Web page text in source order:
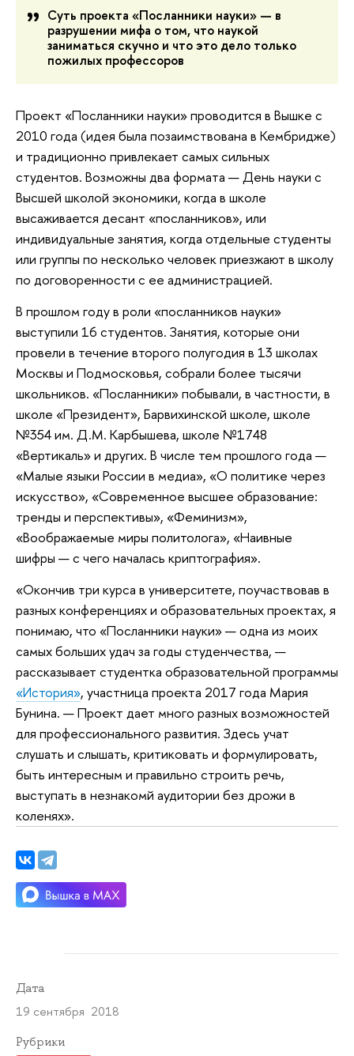
Суть проекта «Посланники науки» — в
разрушении мифа о том, что наукой
заниматься скучно и что это дело только
пожилых профессоров
Проект «Посланники науки» проводится в Вышке с
2010 года (идея была позаимствована в Кембридже)
и традиционно привлекает самых сильных
студентов. Возможны два формата — День науки с
Высшей школой экономики, когда в школе
высаживается десант «посланников», или
индивидуальные занятия, когда отдельные студенты
или группы по несколько человек приезжают в школу
по договоренности с ее администрацией.
В прошлом году в роли «посланников науки»
выступили 16 студентов. Занятия, которые они
провели в течение второго полугодия в 13 школах
Москвы и Подмосковья, собрали более тысячи
школьников. «Посланники» побывали, в частности, в
школе «Президент», Барвихинской школе, школе
№354 им. Д.М. Карбышева, школе №1748
«Вертикаль» и других. В числе тем прошлого года —
«Малые языки России в медиа», «О политике через
искусство», «Современное высшее образование:
тренды и перспективы», «Феминизм»,
«Воображаемые миры политолога», «Наивные
шифры — с чего началась криптография».
«Окончив три курса в университете, поучаствовав в
разных конференциях и образовательных проектах, я
понимаю, что «Посланники науки» — одна из моих
самых больших удач за годы студенчества, —
рассказывает студентка образовательной программы
«История», участница проекта 2017 года Мария
Бунина. — Проект дает много разных возможностей
для профессионального развития. Здесь учат
слушать и слышать, критиковать и формулировать,
быть интересным и правильно строить речь,
выступать в незнакомй аудитории без дрожи в
коленях».
Дата
19 сентября 2018
Рубрики